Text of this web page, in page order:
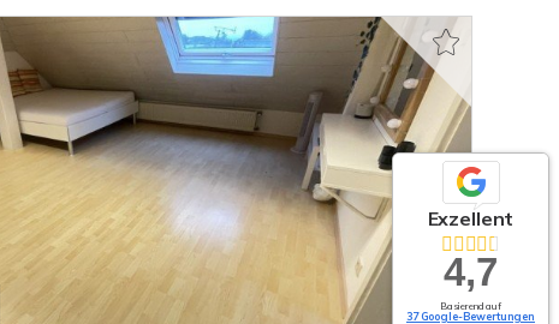
Exzellent
4,7
Basierend auf
37 Google-Bewertungen